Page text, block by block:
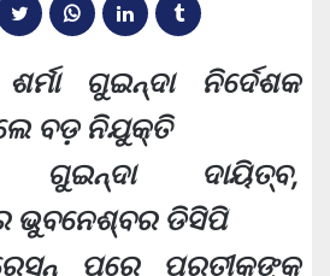
ଗୁଇନ୍ଦା ନିର୍ଦେଶକ
ବଡ଼ ନିଯୁକ୍ତି
ଗୁଇନ୍ଦା ଦାୟିତ୍ବ,
ଭୁବନେଶ୍ବର ଡିସିପି
ପରେ ପ୍ରତୀକଙ୍କ